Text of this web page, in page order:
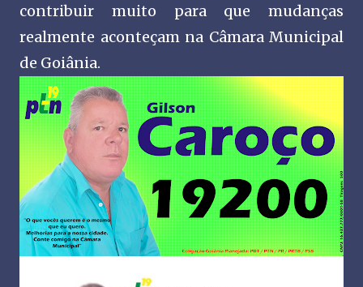
contribuir muito para que mudanças
realmente aconteçam na Câmara Municipal
de Goiânia.